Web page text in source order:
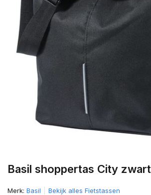
Basil shoppertas City zwart
Merk: Basil Bekijk alles Fietstassen